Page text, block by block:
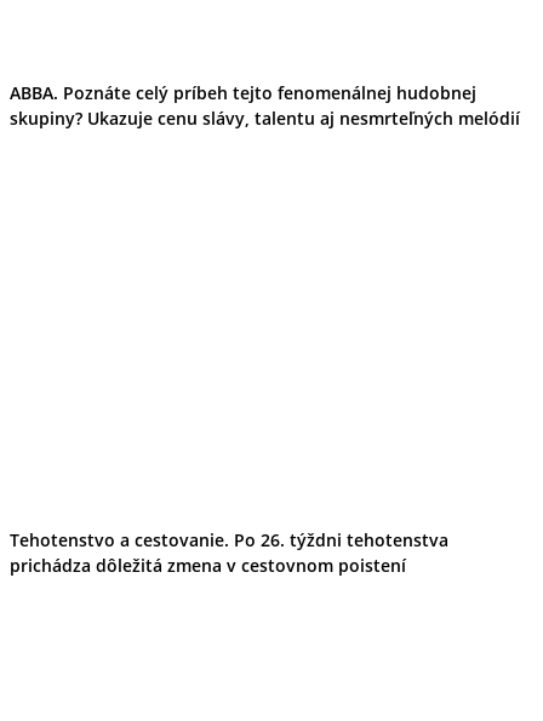
ABBA. Poznáte celý príbeh tejto fenomenálnej hudobnej
skupiny? Ukazuje cenu slávy, talentu aj nesmrteľných melódií
Tehotenstvo a cestovanie. Po 26. týždni tehotenstva
prichádza dôležitá zmena v cestovnom poistení